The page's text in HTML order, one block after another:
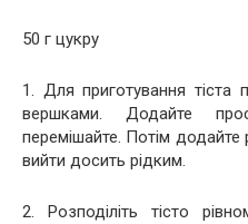
50 г цукру
1. Для приготування тіста
вершками. Додайте
перемішайте. Потім додайте
вийти досить рідким.
2. Розподіліть тісто